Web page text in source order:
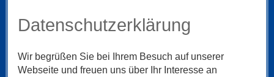
Datenschutzerklärung
Wir begrüßen Sie bei Ihrem Besuch auf unserer
Webseite und freuen uns über Ihr Interesse an